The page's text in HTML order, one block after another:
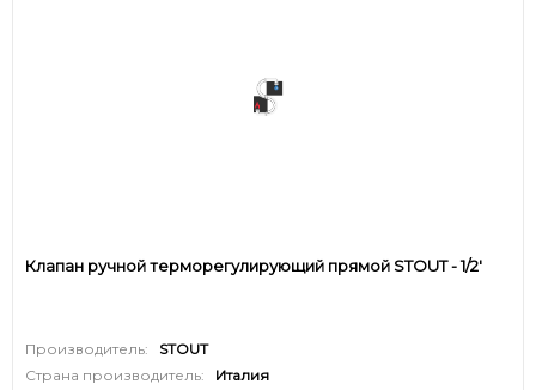
Клапан ручной терморегулирующий прямой STOUT - 1/2'
Производитель:
STOUT
Страна производитель:
Италия